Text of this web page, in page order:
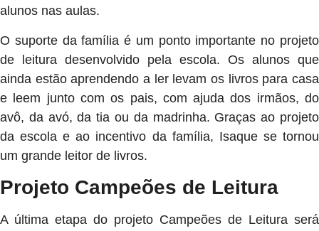
alunos nas aulas.
O suporte da família é um ponto importante no projeto
de leitura desenvolvido pela escola. Os alunos que
ainda estão aprendendo a ler levam os livros para casa
e leem junto com os pais, com ajuda dos irmãos, do
avô, da avó, da tia ou da madrinha. Graças ao projeto
da escola e ao incentivo da família, Isaque se tornou
um grande leitor de livros.
Projeto Campeões de Leitura
A última etapa do projeto Campeões de Leitura será